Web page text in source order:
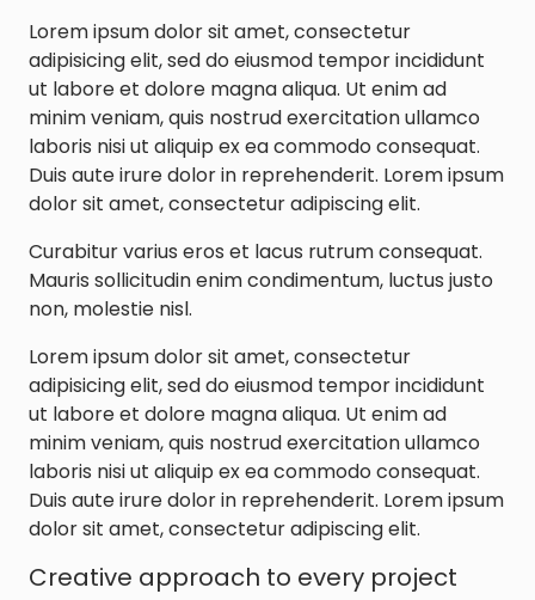
Lorem ipsum dolor sit amet, consectetur
adipisicing elit, sed do eiusmod tempor incididunt
ut labore et dolore magna aliqua. Ut enim ad
minim veniam, quis nostrud exercitation ullamco
laboris nisi ut aliquip ex ea commodo consequat.
Duis aute irure dolor in reprehenderit. Lorem ipsum
dolor sit amet, consectetur adipiscing elit.
Curabitur varius eros et lacus rutrum consequat.
Mauris sollicitudin enim condimentum, luctus justo
non, molestie nisl.
Lorem ipsum dolor sit amet, consectetur
adipisicing elit, sed do eiusmod tempor incididunt
ut labore et dolore magna aliqua. Ut enim ad
minim veniam, quis nostrud exercitation ullamco
laboris nisi ut aliquip ex ea commodo consequat.
Duis aute irure dolor in reprehenderit. Lorem ipsum
dolor sit amet, consectetur adipiscing elit.
Creative approach to every project